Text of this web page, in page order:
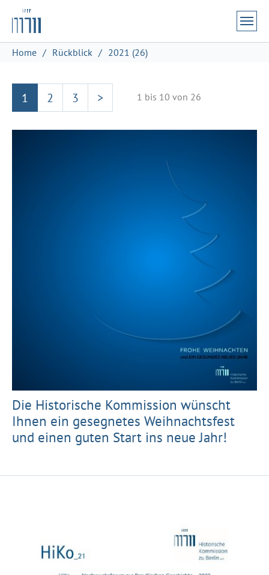
Zum Hauptinhalt springen
Skip to page footer
Sie sind hier:
Home Rückblick 2021 (26)
1 2 3 > 1 bis 10 von 26
Die Historische Kommission wünscht
Ihnen ein gesegnetes Weihnachtsfest
und einen guten Start ins neue Jahr!